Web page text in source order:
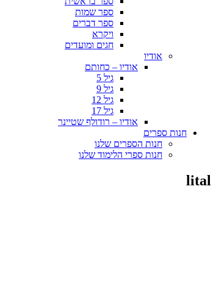
ספר שמות
ספר דברים
ויקרא
חגים ומועדים
אודיו
אודיו – כחותם
גיל 5
גיל 9
גיל 12
גיל 17
אודיו – רודולף שטיינר
חנות ספרים
חנות הספרים שלנו
חנות ספרי הלימוד שלנו
lital